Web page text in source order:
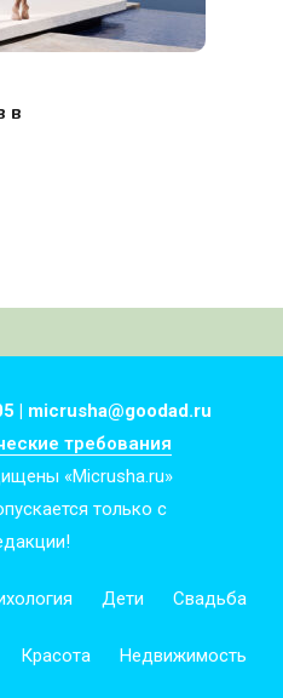
в
| micrusha@goodad.ru
требования
«Micrusha.ru»
только с
Дети Свадьба
Красота Недвижимость